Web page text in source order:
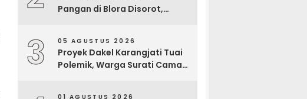
Pangan di Blora Disorot,
3 05 AGUSTUS 2026
Proyek Dakel Karangjati Tuai
Polemik, Warga Surati Camat
01 AGUSTUS 2026